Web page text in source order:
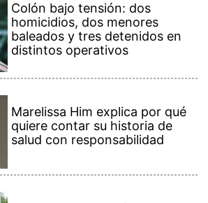
Colón bajo tensión: dos
homicidios, dos menores
baleados y tres detenidos en
distintos operativos
Marelissa Him explica por qué
quiere contar su historia de
salud con responsabilidad